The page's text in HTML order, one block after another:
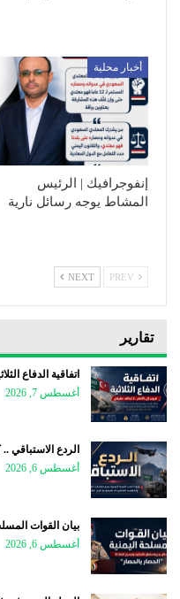
أخبار محلية
إنفوجرافيك | الرئيس
المشاط يوجه رسائل نارية
NEXT
تقارير
اتفاقية الدفاع
أغسطس 7, 2026
الردع
أغسطس 6, 2026
بيان القوات
أغسطس 6, 2026